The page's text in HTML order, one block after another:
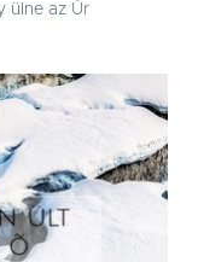
ülne az Úr